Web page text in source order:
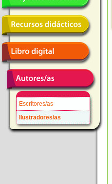
Escritores/as
Ilustradores/as